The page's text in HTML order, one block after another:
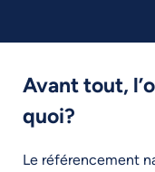
Avant tout,
quoi?
Le référencement